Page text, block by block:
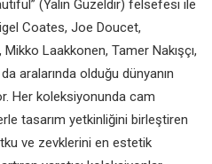
(Yalın Güzeldir) felsefesi ile
Coates, Joe Doucet,
Laakkonen, Tamer Nakışçı,
aralarında olduğu dünyanın
Her koleksiyonunda cam
tasarım yetkinliğini birleştiren
ve zevklerini en estetik